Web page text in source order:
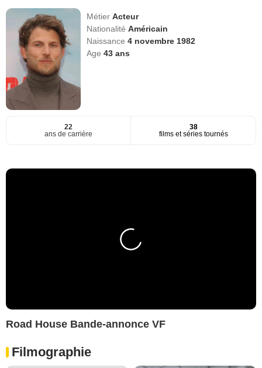
MétierActeur
NationalitéAméricain
Naissance4 novembre 1982
Age43 ans
22
ans de carrière
38
films et séries tournés
Road House Bande-annonce VF
Filmographie